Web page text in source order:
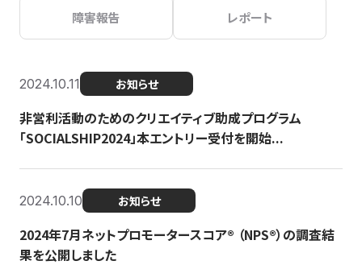
障害報告 レポート
2024.10.11 お知らせ
非営利活動のためのクリエイティブ助成プログラム
「SOCIALSHIP2024」本エントリー受付を開始...
2024.10.10 お知らせ
2024年7月ネットプロモータースコア®︎ （NPS®︎）の調査結
果を公開しました